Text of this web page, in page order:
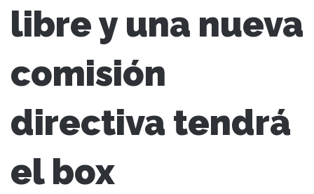
libre y una nueva
comisión
directiva tendrá
el box